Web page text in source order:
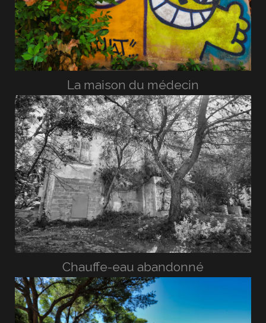
La maison du médecin
Chauffe-eau abandonné